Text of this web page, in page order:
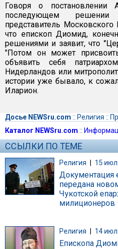
Говоря о постановлении
последующем решении
представитель Московского
что епископ Диомид,
решениями и заявит, что
"Потом он может
объявить себя
Нидерландов или
истории уже бывало, к
Иларион.
Досье NEWSru.com :: Религия ::
Каталог NEWSru.com ::
ССЫЛКИ ПО ТЕМЕ
Религия | 15
Документация
передана
Чукотской
милиционеров
Религия 14
Епископа